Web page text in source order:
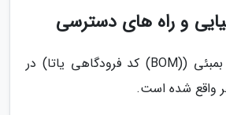
و راه های دسترسی
فرودگاه بین المللی بمبئی ((BOM) کد فرودگاهی یاتا) در
واقع شده است.